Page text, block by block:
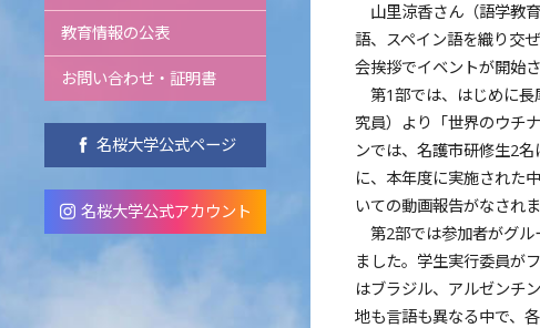
教育情報の公表
お問い合わせ・証明書
名桜大学公式ページ
名桜大学公式アカウント
山里涼香さん（語学教
語、スペイン語を織り交
会挨拶でイベントが開始さ
第1部では、はじめに長
究員）より「世界のウチ
ンでは、名護市研修生2
に、本年度に実施された
いての動画報告がなされま
第2部では参加者がグル
ました。学生実行委員が
はブラジル、アルゼンチ
地も言語も異なる中で、